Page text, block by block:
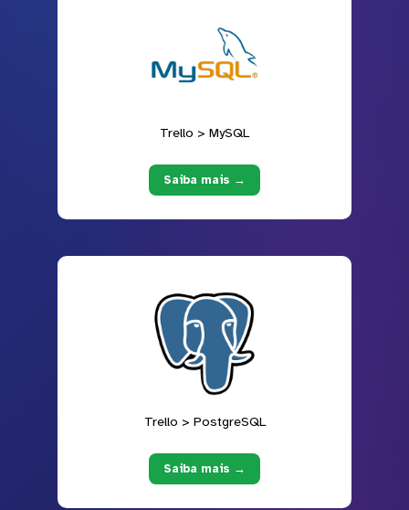
Trello > MySQL
Saiba mais →
Trello > PostgreSQL
Saiba mais →